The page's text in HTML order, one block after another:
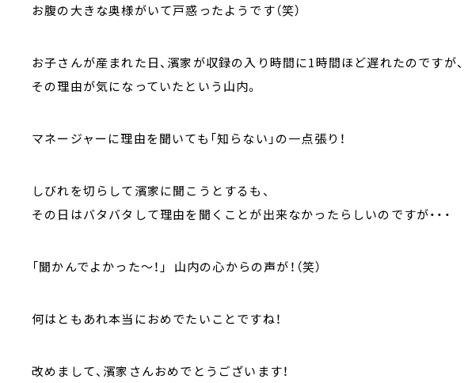
お腹の大きな奥様がいて戸惑ったようです（笑）
お子さんが産まれた日、濱家が収録の入り時間に1時間ほど遅れたのですが、
その理由が気になっていたという山内。
マネージャーに理由を聞いても「知らない」の一点張り！
しびれを切らして濱家に聞こうとするも、
その日はバタバタして理由を聞くことが出来なかったらしいのですが・・・
「聞かんでよかった～！」 山内の心からの声が！（笑）
何はともあれ本当におめでたいことですね！
改めまして、濱家さんおめでとうございます！